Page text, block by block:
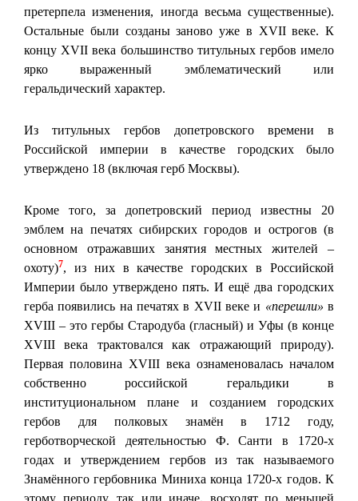
претерпела изменения, иногда весьма существенные).
Остальные были созданы заново уже в XVII веке. К
концу XVII века большинство титульных гербов имело
ярко выраженный эмблематический или
геральдический характер.
Из титульных гербов допетровского времени в
Российской империи в качестве городских было
утверждено 18 (включая герб Москвы).
Кроме того, за допетровский период известны 20
эмблем на печатях сибирских городов и острогов (в
основном отражавших занятия местных жителей –
охоту)7, из них в качестве городских в Российской
Империи было утверждено пять. И ещё два городских
герба появились на печатях в XVII веке и «перешли» в
XVIII – это гербы Стародуба (гласный) и Уфы (в конце
XVIII века трактовался как отражающий природу).
Первая половина XVIII века ознаменовалась началом
собственно российской геральдики в
институциональном плане и созданием городских
гербов для полковых знамён в 1712 году,
герботворческой деятельностью Ф. Санти в 1720-х
годах и утверждением гербов из так называемого
Знамённого гербовника Миниха конца 1720‑х годов. К
этому периоду, так или иначе, восходят по меньшей